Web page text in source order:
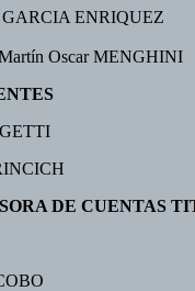
GARCIA ENRIQUEZ
Oscar MENGHINI
DE CUENTAS